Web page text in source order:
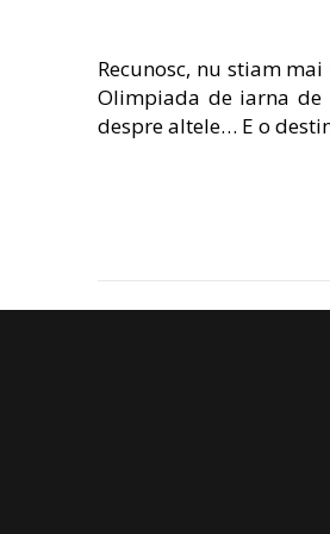
Recunosc, nu stiam
Olimpiada de iarna
despre altele… E o